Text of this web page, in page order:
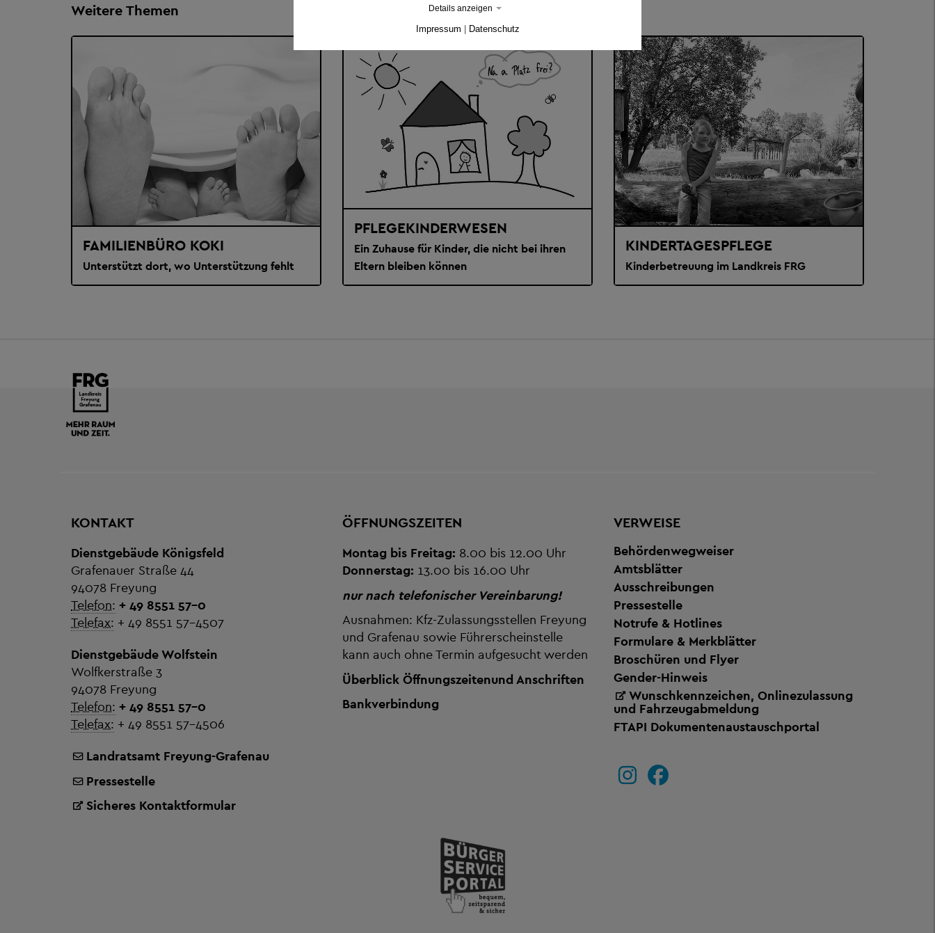
Weitere Themen
FAMILIENBÜRO KOKI
Unterstützt dort, wo Unterstützung fehlt
PFLEGEKINDERWESEN
Ein Zuhause für Kinder, die nicht bei ihren
Eltern bleiben können
KINDERTAGESPFLEGE
Kinderbetreuung im Landkreis FRG
KONTAKT
Dienstgebäude Königsfeld
Grafenauer Straße 44
94078 Freyung
Telefon: + 49 8551 57-0
Telefax: + 49 8551 57-4507
Dienstgebäude Wolfstein
Wolfkerstraße 3
94078 Freyung
Telefon: + 49 8551 57-0
Telefax: + 49 8551 57-4506
Landratsamt Freyung-Grafenau
Pressestelle
Sicheres Kontaktformular
ÖFFNUNGSZEITEN
Montag bis Freitag: 8.00 bis 12.00 Uhr
Donnerstag: 13.00 bis 16.00 Uhr
nur nach telefonischer Vereinbarung!
Ausnahmen: Kfz-Zulassungsstellen Freyung
und Grafenau sowie Führerscheinstelle
kann auch ohne Termin aufgesucht werden
Überblick Öffnungszeitenund Anschriften
Bankverbindung
VERWEISE
Behördenwegweiser
Amtsblätter
Ausschreibungen
Pressestelle
Notrufe & Hotlines
Formulare & Merkblätter
Broschüren und Flyer
Gender-Hinweis
Wunschkennzeichen, Onlinezulassung
und Fahrzeugabmeldung
FTAPI Dokumentenaustauschportal
Details anzeigen
Impressum | Datenschutz